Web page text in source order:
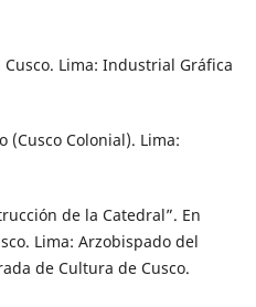
Lima: Industrial Gráfica
Colonial). Lima:
de la Catedral”. En
Lima: Arzobispado del
de Cultura de Cusco.